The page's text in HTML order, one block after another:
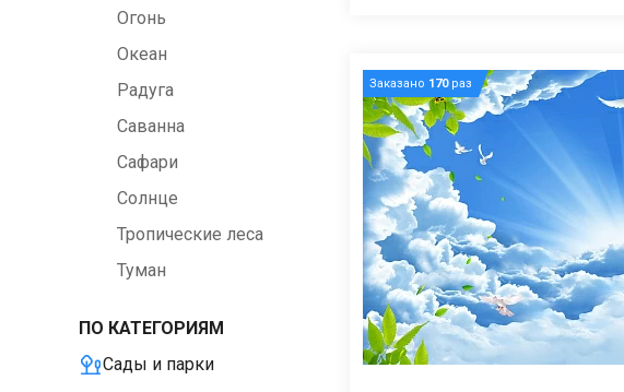
Огонь
Океан
Радуга
Саванна
Сафари
Солнце
Тропические леса
Туман
ПО КАТЕГОРИЯМ
Сады и парки
Заказано 170раз